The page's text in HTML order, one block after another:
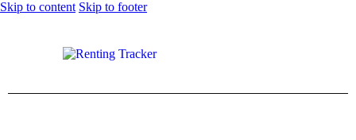
Skip to content Skip to footer